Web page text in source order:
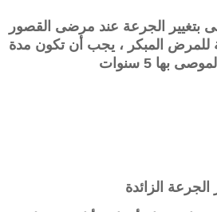
بتغيير الجرعة عند مرضى القصور
للمرض المبكر ، يجب أن تكون مدة
بها 5 سنوات
الجرعة الزائدة